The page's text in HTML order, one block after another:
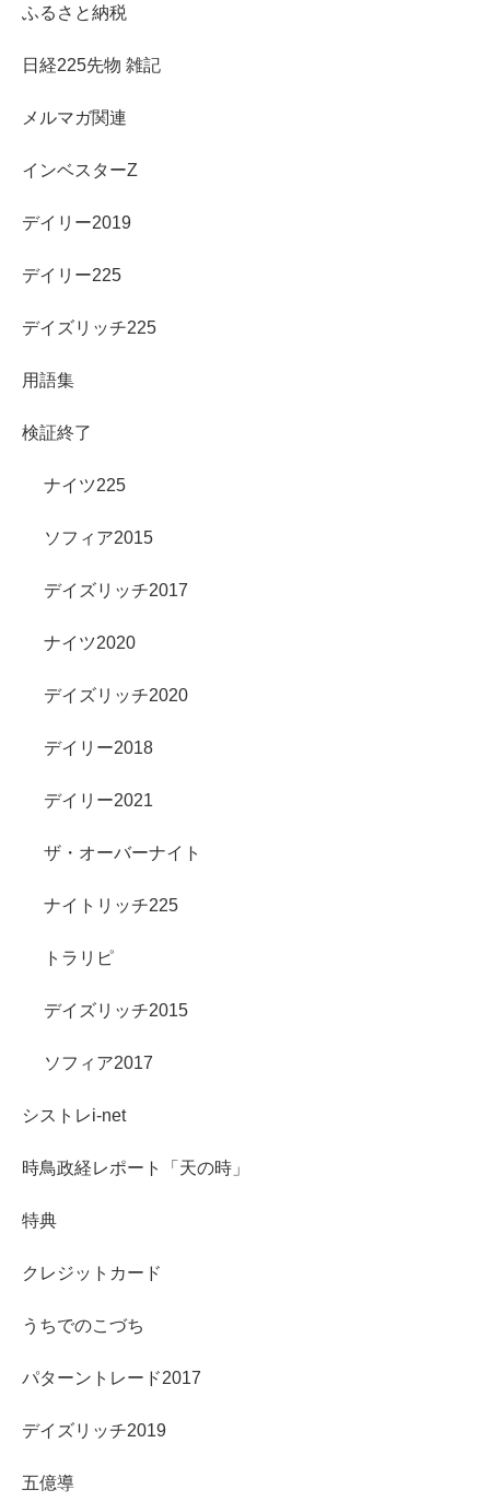
ふるさと納税
日経225先物 雑記
メルマガ関連
インベスターZ
デイリー2019
デイリー225
デイズリッチ225
用語集
検証終了
ナイツ225
ソフィア2015
デイズリッチ2017
ナイツ2020
デイズリッチ2020
デイリー2018
デイリー2021
ザ・オーバーナイト
ナイトリッチ225
トラリピ
デイズリッチ2015
ソフィア2017
シストレi-net
時鳥政経レポート「天の時」
特典
クレジットカード
うちでのこづち
パターントレード2017
デイズリッチ2019
五億導